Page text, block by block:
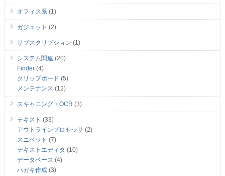
オフィス系(1)
ガジェット (2)
サブスクリプション (1)
システム関連 (20)
Finder(4)
クリップボード (5)
メンテナンス (12)
スキャニング・OCR (3)
テキスト (33)
アウトラインプロセッサ(2)
スニペット (7)
テキストエディタ (10)
データベース (4)
ハガキ作成(3)